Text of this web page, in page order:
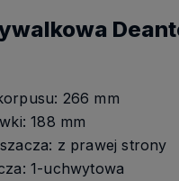
266 mm
188 mm
z prawej strony
1-uchwytowa